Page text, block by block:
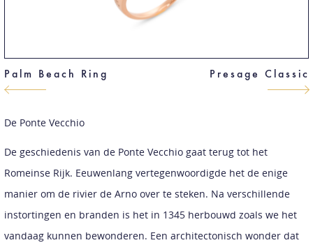
Palm Beach Ring Presage Classic
De Ponte Vecchio
De geschiedenis van de Ponte Vecchio gaat terug tot het
Romeinse Rijk. Eeuwenlang vertegenwoordigde het de enige
manier om de rivier de Arno over te steken. Na verschillende
instortingen en branden is het in 1345 herbouwd zoals we het
vandaag kunnen bewonderen. Een architectonisch wonder dat